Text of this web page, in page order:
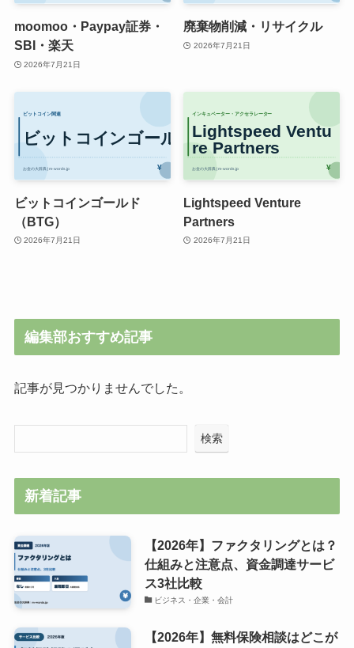
moomoo・Paypay証券・
SBI・楽天
2026年7月21日
廃棄物削減・リサイクル
2026年7月21日
ビットコインゴールド
（BTG）
2026年7月21日
Lightspeed Venture
Partners
2026年7月21日
編集部おすすめ記事
記事が見つかりませんでした。
検索
新着記事
【2026年】ファクタリングとは？
仕組みと注意点、資金調達サービ
ス3社比較
ビジネス・企業・会計
【2026年】無料保険相談はどこが